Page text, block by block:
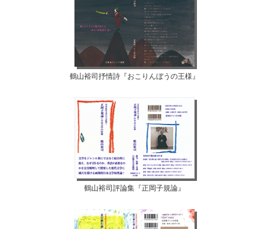
鶴山裕司抒情詩『おこりんぼうの王様』
鶴山裕司評論集『正岡子規論』